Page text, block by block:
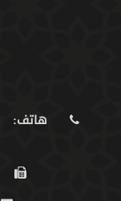
هاتف: